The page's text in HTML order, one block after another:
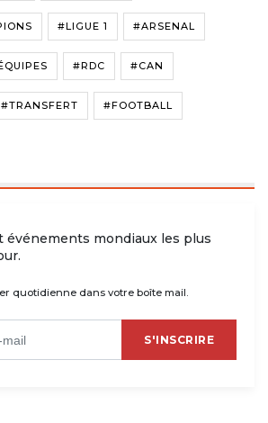
#LIGUE 1 #ARSENAL
#RDC #CAN
#TRANSFERT #FOOTBALL
événements mondiaux les plus
quotidienne dans votre boîte mail.
S'INSCRIRE